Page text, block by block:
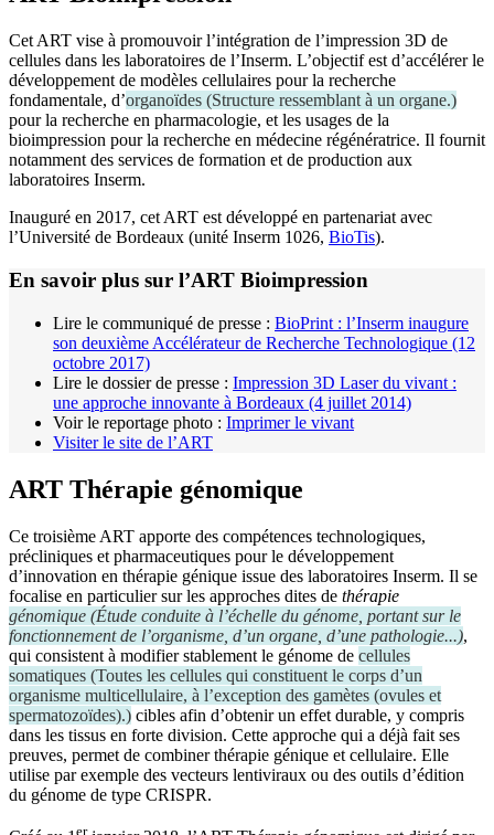
Cet ART vise à promouvoir l’intégration de l’impression 3D de
cellules dans les laboratoires de l’Inserm. L’objectif est d’accélérer le
développement de modèles cellulaires pour la recherche
fondamentale, d’organoïdes (Structure ressemblant à un organe.)
pour la recherche en pharmacologie, et les usages de la
bioimpression pour la recherche en médecine régénératrice. Il fournit
notamment des services de formation et de production aux
laboratoires Inserm.
Inauguré en 2017, cet ART est développé en partenariat avec
l’Université de Bordeaux (unité Inserm 1026, BioTis).
En savoir plus sur l’ART Bioimpression
Lire le communiqué de presse : BioPrint : l’Inserm inaugure
son deuxième Accélérateur de Recherche Technologique (12
octobre 2017)
Lire le dossier de presse : Impression 3D Laser du vivant :
une approche innovante à Bordeaux (4 juillet 2014)
Voir le reportage photo : Imprimer le vivant
Visiter le site de l’ART
ART Thérapie génomique
Ce troisième ART apporte des compétences technologiques,
précliniques et pharmaceutiques pour le développement
d’innovation en thérapie génique issue des laboratoires Inserm. Il se
focalise en particulier sur les approches dites de thérapie
génomique (Étude conduite à l’échelle du génome, portant sur le
fonctionnement de l’organisme, d’un organe, d’une pathologie...),
qui consistent à modifier stablement le génome de cellules
somatiques (Toutes les cellules qui constituent le corps d’un
organisme multicellulaire, à l’exception des gamètes (ovules et
spermatozoïdes).) cibles afin d’obtenir un effet durable, y compris
dans les tissus en forte division. Cette approche qui a déjà fait ses
preuves, permet de combiner thérapie génique et cellulaire. Elle
utilise par exemple des vecteurs lentiviraux ou des outils d’édition
du génome de type CRISPR.
er